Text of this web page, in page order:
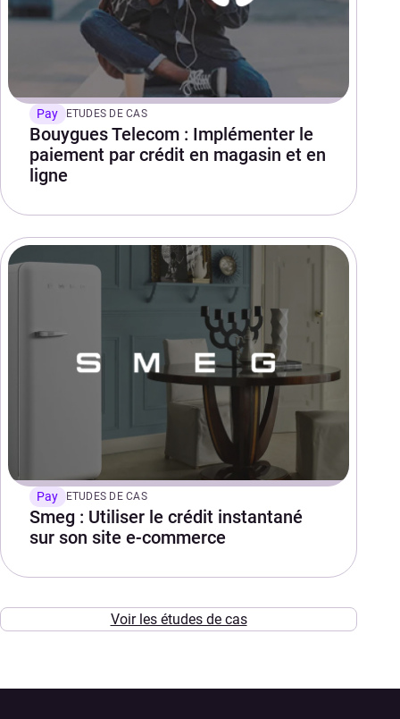
Pay ETUDES DE CAS
Bouygues Telecom : Implémenter le
paiement par crédit en magasin et en
ligne
Pay ETUDES DE CAS
Smeg : Utiliser le crédit instantané
sur son site e-commerce
Voir les études de cas